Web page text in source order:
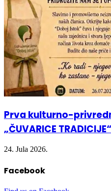
Prva kulturno-
„ČUVARICE
24. Jula 2026.
Facebook
Find us on Facebook